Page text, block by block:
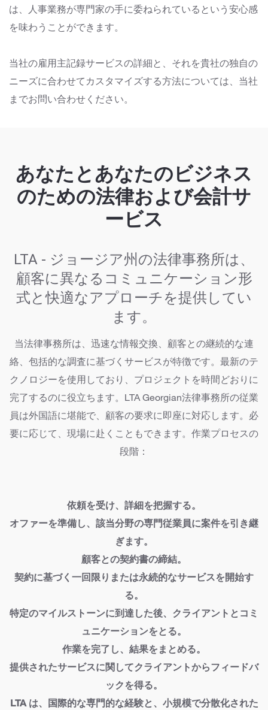
は、人事業務が専門家の手に委ねられているという安心感
を味わうことができます。
当社の雇用主記録サービスの詳細と、それを貴社の独自の
ニーズに合わせてカスタマイズする方法については、当社
までお問い合わせください。
あなたとあなたのビジネス
のための法律および会計サ
ービス
LTA - ジョージア州の法律事務所は、
顧客に異なるコミュニケーション形
式と快適なアプローチを提供してい
ます。
当法律事務所は、迅速な情報交換、顧客との継続的な連
絡、包括的な調査に基づくサービスが特徴です。最新のテ
クノロジーを使用しており、プロジェクトを時間どおりに
完了するのに役立ちます。LTA Georgian法律事務所の従業
員は外国語に堪能で、顧客の要求に即座に対応します。必
要に応じて、現場に赴くこともできます。作業プロセスの
段階：
依頼を受け、詳細を把握する。
オファーを準備し、該当分野の専門従業員に案件を引き継
ぎます。
顧客との契約書の締結。
契約に基づく一回限りまたは永続的なサービスを開始す
る。
特定のマイルストーンに到達した後、クライアントとコミ
ュニケーションをとる。
作業を完了し、結果をまとめる。
提供されたサービスに関してクライアントからフィードバ
ックを得る。
LTA は、国際的な専門的な経験と、小規模で分散化された